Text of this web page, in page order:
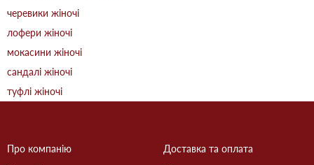
черевики жіночі
лофери жіночі
мокасини жіночі
сандалі жіночі
туфлі жіночі
Про компанію
Доставка та оплата